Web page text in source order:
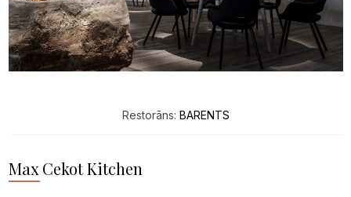
Restorāns: BARENTS
Max Cekot Kitchen